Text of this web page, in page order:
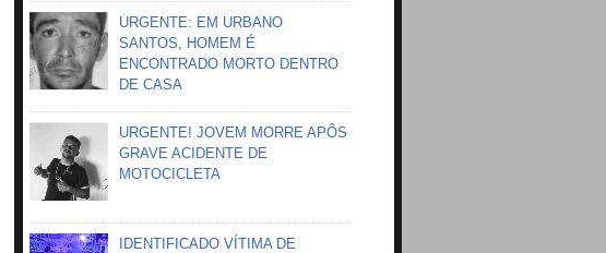
URGENTE: EM URBANO
SANTOS, HOMEM É
ENCONTRADO MORTO DENTRO
DE CASA
URGENTE! JOVEM MORRE APÔS
GRAVE ACIDENTE DE
MOTOCICLETA
IDENTIFICADO VÍTIMA DE